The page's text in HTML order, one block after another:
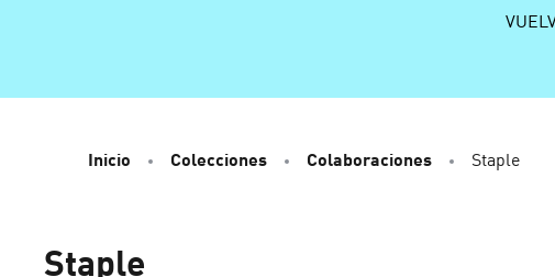
Inicio Colecciones Colaboraciones Staple
Staple